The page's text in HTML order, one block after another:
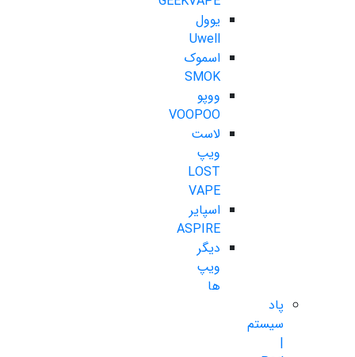
یوول
Uwell
اسموک
SMOK
ووپو
VOOPOO
لاست
ویپ
LOST
VAPE
اسپایر
ASPIRE
دیگر
ویپ
ها
پاد
سیستم
|